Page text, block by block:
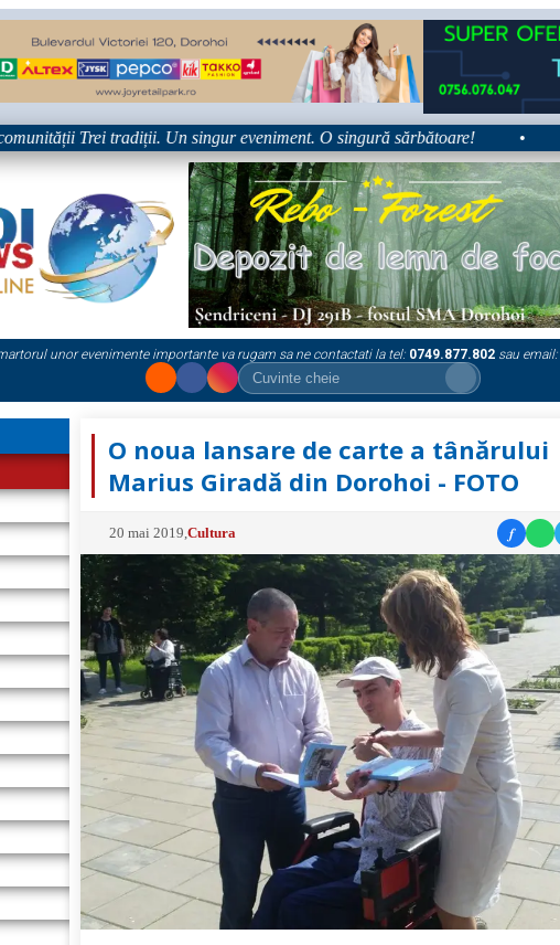
Trei tradiții. Un singur eveniment. O singură sărbătoare! •
unor evenimente importante va rugam sa ne contactati la tel: 0749.877.802 sau email:
O noua lansare de carte a tânărului
Marius Giradă din Dorohoi - FOTO
20 mai 2019 ,Cultura f